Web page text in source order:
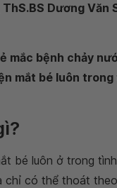
Dương Văn
bệnh chảy
mắt bé luôn
bé luôn ở trong
có thể thoát